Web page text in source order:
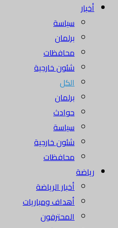
أخبار
سياسة
برلمان
محافظات
شئون خارجية
الكل
برلمان
حوادث
سياسة
شئون خارجية
محافظات
رياضة
أخبار الرياضة
أهداف ومباريات
المحترفون